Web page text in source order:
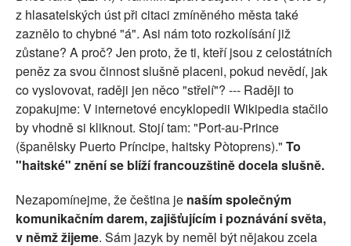
z hlasatelských úst při citaci zmíněného města také
zaznělo to chybné "á". Asi nám toto rozkolísání již
zůstane? A proč? Jen proto, že ti, kteří jsou z celostátních
peněz za svou činnost slušně placeni, pokud nevědí, jak
co vyslovovat, raději jen něco "střelí"? --- Raději to
zopakujme: V internetové encyklopedii Wikipedia stačilo
by vhodně si kliknout. Stojí tam: "Port-au-Prince
(španělsky Puerto Príncipe, haitsky Pòtoprens)." To
"haitské" znění se blíží francouzštině docela slušně.
Nezapomínejme, že čeština je naším společným
komunikačním darem, zajišťujícím i poznávání světa,
v němž žijeme. Sám jazyk by neměl být nějakou zcela